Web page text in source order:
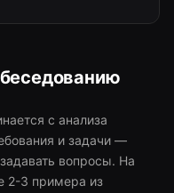
с анализа
и задачи —
вопросы. На
2-3 примера из